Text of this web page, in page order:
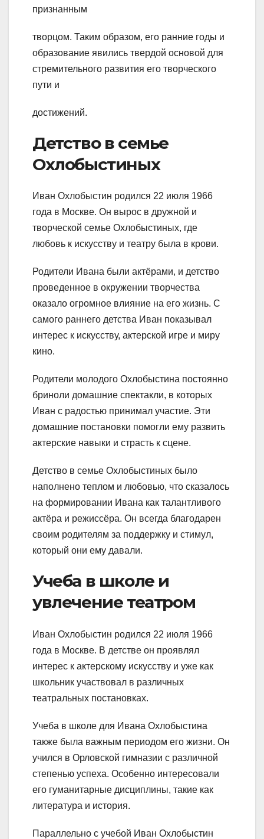
признанным
творцом. Таким образом, его ранние годы и
образование явились твердой основой для
стремительного развития его творческого
пути и
достижений.
Детство в семье
Охлобыстиных
Иван Охлобыстин родился 22 июля 1966
года в Москве. Он вырос в дружной и
творческой семье Охлобыстиных, где
любовь к искусству и театру была в крови.
Родители Ивана были актёрами, и детство
проведенное в окружении творчества
оказало огромное влияние на его жизнь. С
самого раннего детства Иван показывал
интерес к искусству, актерской игре и миру
кино.
Родители молодого Охлобыстина постоянно
бриноли домашние спектакли, в которых
Иван с радостью принимал участие. Эти
домашние постановки помогли ему развить
актерские навыки и страсть к сцене.
Детство в семье Охлобыстиных было
наполнено теплом и любовью, что сказалось
на формировании Ивана как талантливого
актёра и режиссёра. Он всегда благодарен
своим родителям за поддержку и стимул,
который они ему давали.
Учеба в школе и
увлечение театром
Иван Охлобыстин родился 22 июля 1966
года в Москве. В детстве он проявлял
интерес к актерскому искусству и уже как
школьник участвовал в различных
театральных постановках.
Учеба в школе для Ивана Охлобыстина
также была важным периодом его жизни. Он
учился в Орловской гимназии с различной
степенью успеха. Особенно интересовали
его гуманитарные дисциплины, такие как
литература и история.
Параллельно с учебой Иван Охлобыстин